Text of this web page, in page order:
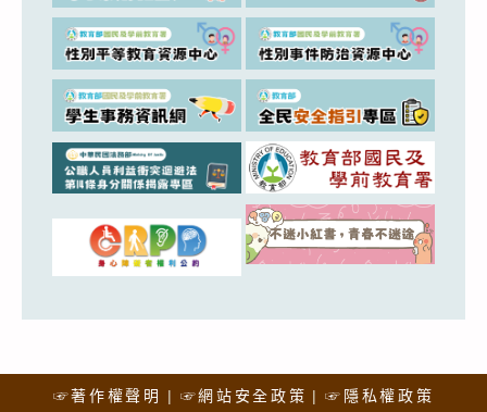
☞著作權聲明 ☞網站安全政策 ☞隱私權政策